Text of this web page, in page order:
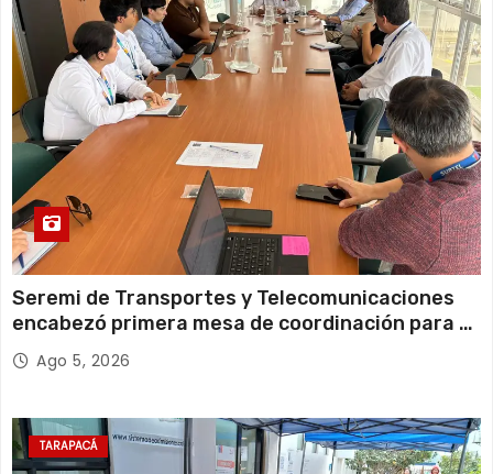
Seremi de Transportes y Telecomunicaciones
encabezó primera mesa de coordinación para el
retiro de cables en desuso en Iquique
Ago 5, 2026
TARAPACÁ